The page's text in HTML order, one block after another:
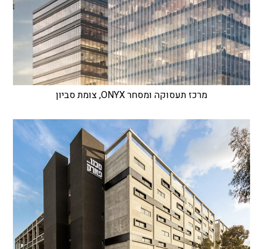
מרכז תעסוקה ומסחר ONYX, צומת סביון